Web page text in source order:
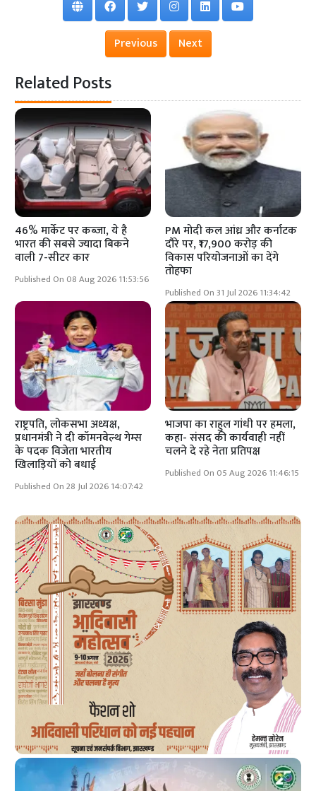
Previous Next
Related Posts
46% मार्केट पर कब्जा, ये है
भारत की सबसे ज्यादा बिकने
वाली 7-सीटर कार
Published On 08 Aug 2026 11:53:56
PM मोदी कल आंध्र और कर्नाटक
दौरे पर, ₹17,900 करोड़ की
विकास परियोजनाओं का देंगे
तोहफा
Published On 31 Jul 2026 11:34:42
राष्ट्रपति, लोकसभा अध्यक्ष,
प्रधानमंत्री ने दी कॉमनवेल्थ गेम्स
के पदक विजेता भारतीय
खिलाड़ियों को बधाई
Published On 28 Jul 2026 14:07:42
भाजपा का राहुल गांधी पर हमला,
कहा- संसद की कार्यवाही नहीं
चलने दे रहे नेता प्रतिपक्ष
Published On 05 Aug 2026 11:46:15